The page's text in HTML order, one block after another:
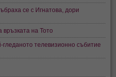
се с Игнатова, дори
на Тото
телевизионно събитие